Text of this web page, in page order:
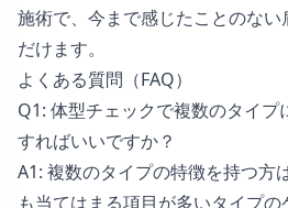
施術で、今まで感じたことのな
だけます。
よくある質問（FAQ）
Q1: 体型チェックで複数のタイプ
すればいいですか？
A1: 複数のタイプの特徴を持つ方
も当てはまる項目が多いタイプ